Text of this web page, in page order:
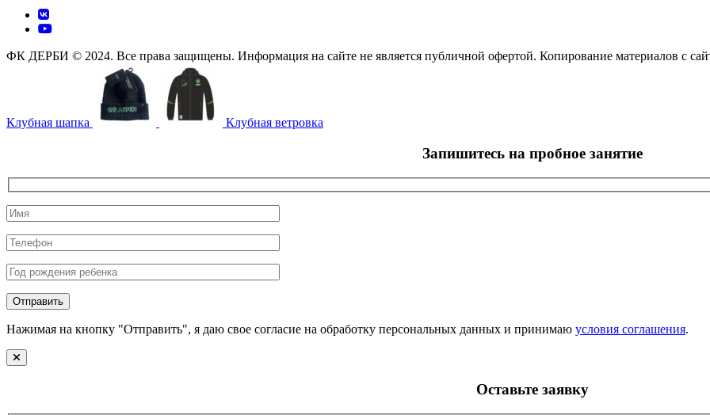
ФК ДЕРБИ © 2024. Все права защищены. Информация на сайте не является публичной офертой. Копирование материалов с
Клубная шапка Клубная ветровка
Запишитесь на пробное занятие
Нажимая на кнопку "Отправить", я даю свое согласие на обработку персональных данных и принимаю условия соглашения.
Оставьте заявку